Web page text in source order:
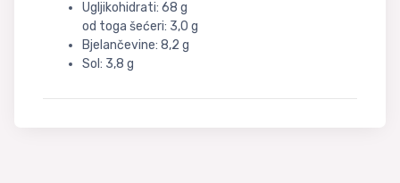
Ugljikohidrati: 68 g
od toga šećeri: 3,0 g
Bjelančevine: 8,2 g
Sol: 3,8 g